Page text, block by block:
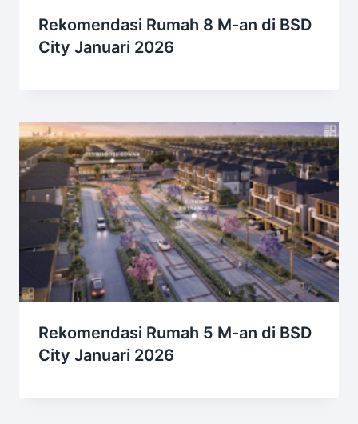
Rekomendasi Rumah 8 M-an di BSD
City Januari 2026
Rekomendasi Rumah 5 M-an di BSD
City Januari 2026